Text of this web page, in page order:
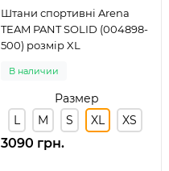
Штани спортивні Arena
TEAM PANT SOLID (004898-
500) розмір XL
В наличии
Размер
L
M S XL XS
3090 грн.